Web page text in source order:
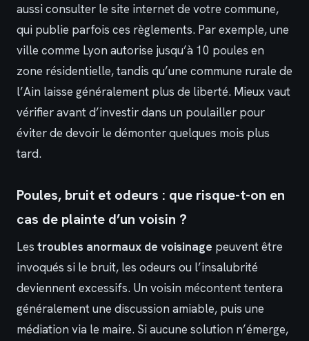
aussi consulter le site internet de votre commune,
qui publie parfois ces règlements. Par exemple, une
ville comme Lyon autorise jusqu’à 10 poules en
zone résidentielle, tandis qu’une commune rurale de
l’Ain laisse généralement plus de liberté. Mieux vaut
vérifier avant d’investir dans un poulailler pour
éviter de devoir le démonter quelques mois plus
tard.
Poules, bruit et odeurs : que risque-t-on en
cas de plainte d’un voisin ?
Les troubles anormaux de voisinage peuvent être
invoqués si le bruit, les odeurs ou l’insalubrité
deviennent excessifs. Un voisin mécontent tentera
généralement une discussion amiable, puis une
médiation via le maire. Si aucune solution n’émerge,